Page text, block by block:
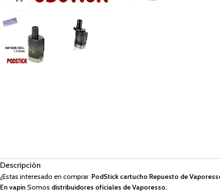
Descripción
¿Estas interesado en comprar PodStick cartucho Repuesto de
En vapin Somos distribuidores oficiales de Vaporesso.